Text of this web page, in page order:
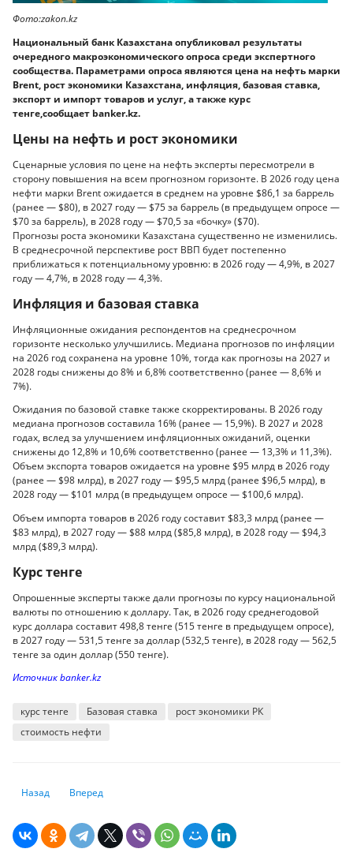
Фото:zakon.kz
Национальный банк Казахстана опубликовал результаты
очередного макроэкономического опроса среди экспертного
сообщества. Параметрами опроса являются цена на нефть марки
Brent, рост экономики Казахстана, инфляция, базовая ставка,
экспорт и импорт товаров и услуг, а также курс
тенге,сообщает banker.kz.
Цены на нефть и рост экономики
Сценарные условия по цене на нефть эксперты пересмотрели в
сторону повышения на всем прогнозном горизонте. В 2026 году цена
нефти марки Brent ожидается в среднем на уровне $86,1 за баррель
(ранее — $80), в 2027 году — $75 за баррель (в предыдущем опросе —
$70 за баррель), в 2028 году — $70,5 за «бочку» ($70).
Прогнозы роста экономики Казахстана существенно не изменились.
В среднесрочной перспективе рост ВВП будет постепенно
приближаться к потенциальному уровню: в 2026 году — 4,9%, в 2027
году — 4,7%, в 2028 году — 4,3%.
Инфляция и базовая ставка
Инфляционные ожидания респондентов на среднесрочном
горизонте несколько улучшились. Медиана прогнозов по инфляции
на 2026 год сохранена на уровне 10%, тогда как прогнозы на 2027 и
2028 годы снижены до 8% и 6,8% соответственно (ранее — 8,6% и
7%).
Ожидания по базовой ставке также скорректированы. В 2026 году
медиана прогнозов составила 16% (ранее — 15,9%). В 2027 и 2028
годах, вслед за улучшением инфляционных ожиданий, оценки
снижены до 12,8% и 10,6% соответственно (ранее — 13,3% и 11,3%).
Объем экспорта товаров ожидается на уровне $95 млрд в 2026 году
(ранее — $98 млрд), в 2027 году — $95,5 млрд (ранее $96,5 млрд), в
2028 году — $101 млрд (в предыдущем опросе — $100,6 млрд).
Объем импорта товаров в 2026 году составит $83,3 млрд (ранее —
$83 млрд), в 2027 году — $88 млрд ($85,8 млрд), в 2028 году — $94,3
млрд ($89,3 млрд).
Курс тенге
Опрошенные эксперты также дали прогнозы по курсу национальной
валюты по отношению к доллару. Так, в 2026 году среднегодовой
курс доллара составит 498,8 тенге (515 тенге в предыдущем опросе),
в 2027 году — 531,5 тенге за доллар (532,5 тенге), в 2028 году — 562,5
тенге за один доллар (550 тенге).
Источник banker.kz
курс тенге Базовая ставка
рост экономики РК
стоимость нефти
Предыдущий: Ипотека на вторичное жильё в Казахстане: условия
Назад Следующий: Золото как новая опора: Центральная Азия
Вперед